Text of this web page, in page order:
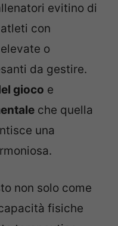
evitino di
con
o
da gestire.
gioco e
che quella
una
non solo come
fisiche